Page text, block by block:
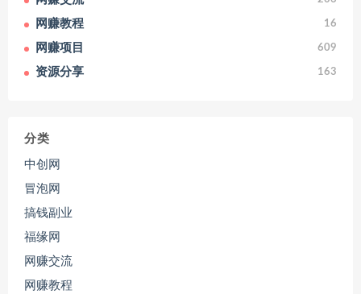
网赚教程 16
网赚项目 609
资源分享 163
分类
中创网
冒泡网
搞钱副业
福缘网
网赚交流
网赚教程